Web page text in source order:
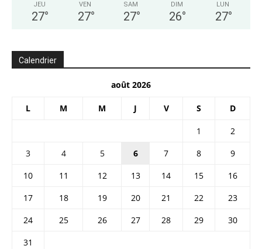
JEU
27°
VEN
27°
SAM
27°
DIM
26°
LUN
27°
Calendrier
août 2026
L M M J V S D
1
2
3
4 5 6 7 8
9
10
11 12 13 14 15
16
17
18 19 20 21 22
23
24
25 26 27 28 29
30
31